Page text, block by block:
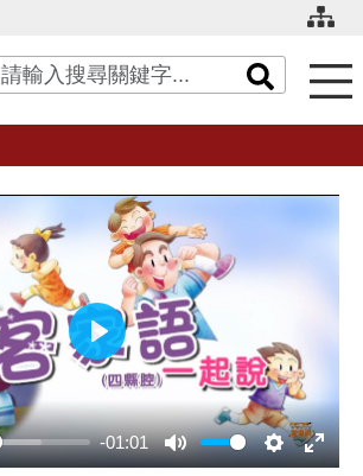
關鍵字搜尋
-01:01
播
放